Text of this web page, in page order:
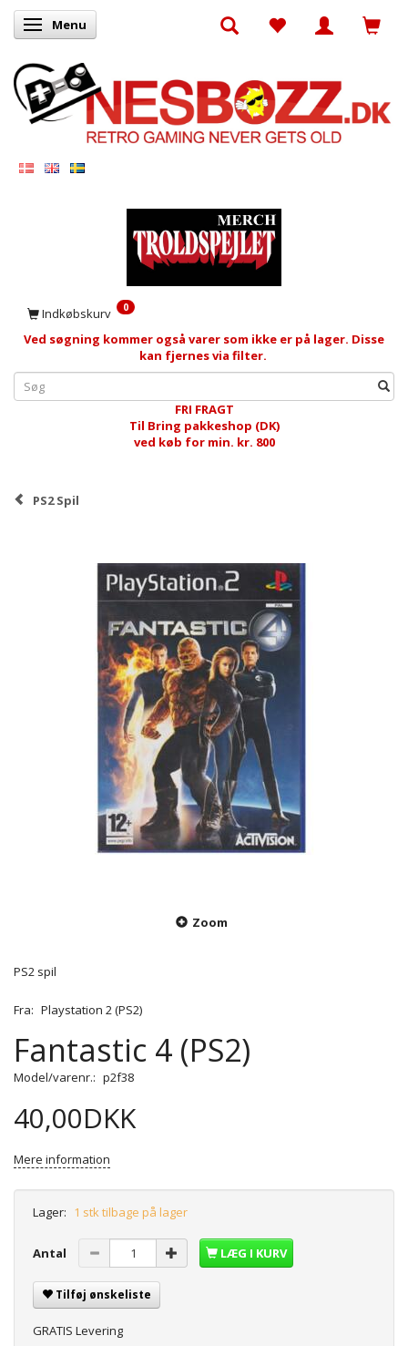
Skifte navigation
Menu
Indkøbskurv 0
Ved søgning kommer også varer som ikke er på lager. Disse
kan fjernes via filter.
FRI FRAGT
Til Bring pakkeshop (DK)
ved køb for min. kr. 800
PS2 Spil
Zoom
PS2 spil
Fra: Playstation 2 (PS2)
Fantastic 4 (PS2)
Model/varenr.: p2f38
40,00DKK
Mere information
Lager: 1 stk tilbage på lager
Antal LÆG I KURV
Tilføj ønskeliste
GRATIS Levering